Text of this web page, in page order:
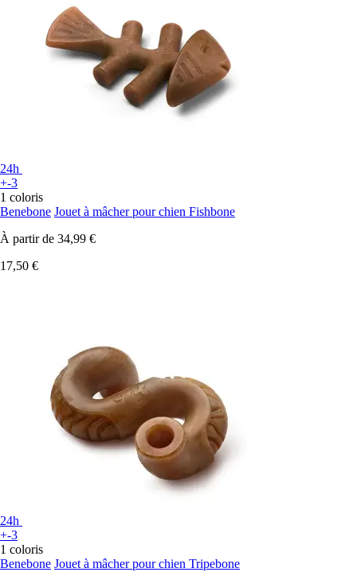
24h
+-3
1 coloris
Benebone Jouet à mâcher pour chien Fishbone
À partir de 34,99 €
17,50 €
24h
+-3
1 coloris
Benebone Jouet à mâcher pour chien Tripebone